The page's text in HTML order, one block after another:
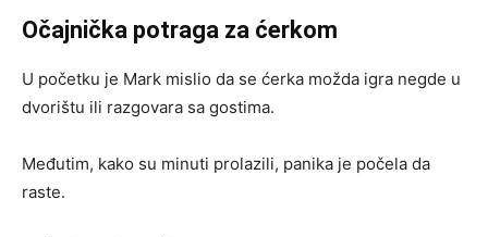
Očajnička potraga za ćerkom
U početku je Mark mislio da se ćerka možda igra negde u
dvorištu ili razgovara sa gostima.
Međutim, kako su minuti prolazili, panika je počela da
raste.